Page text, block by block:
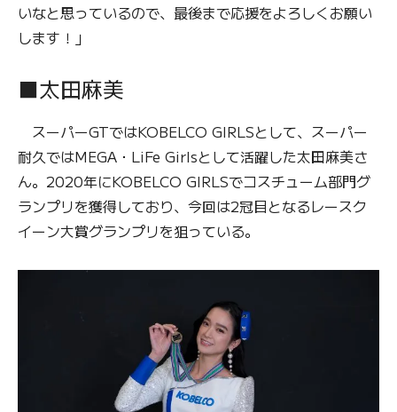
いなと思っているので、最後まで応援をよろしくお願い
します！」
■太田麻美
スーパーGTではKOBELCO GIRLSとして、スーパー
耐久ではMEGA・LiFe Girlsとして活躍した太田麻美さ
ん。2020年にKOBELCO GIRLSでコスチューム部門グ
ランプリを獲得しており、今回は2冠目となるレースク
イーン大賞グランプリを狙っている。